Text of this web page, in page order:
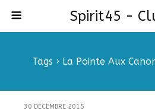
Spirit45 -
Tags › La Pointe Aux
30 DÉCEMBRE 2015